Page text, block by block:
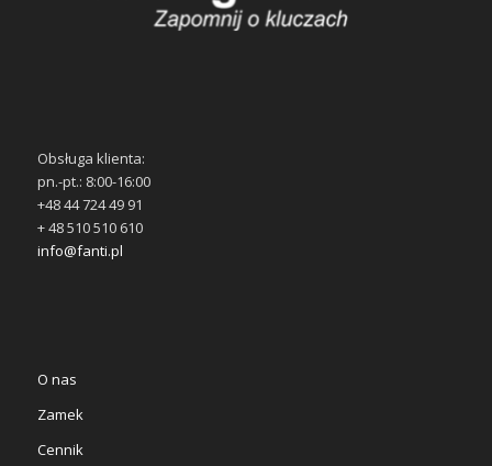
Obsługa klienta:
pn.-pt.: 8:00-16:00
+48 44 724 49 91
+ 48 510 510 610
info@fanti.pl
O nas
Zamek
Cennik